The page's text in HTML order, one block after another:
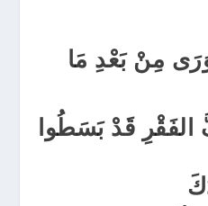
مِنْ بَعْدِ مَا
الفَقْرِ قَدْ بَسَطُوا